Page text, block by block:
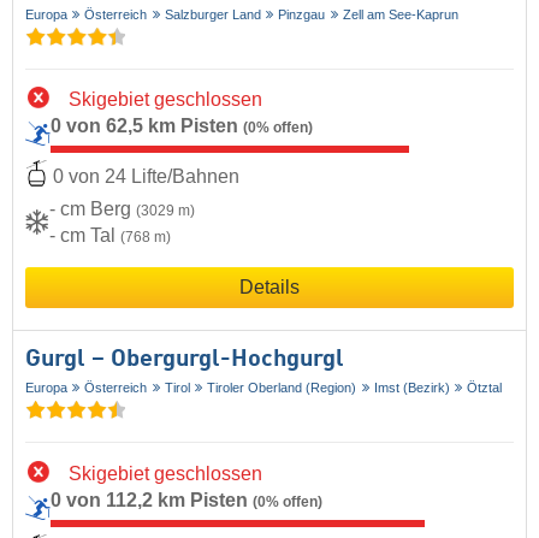
Europa Österreich Salzburger Land Pinzgau Zell am See-Kaprun
Skigebiet geschlossen
0 von 62,5 km Pisten (0% offen)
0 von 24 Lifte/Bahnen
- cm Berg (3029 m)
- cm Tal (768 m)
Details
Gurgl – Obergurgl-Hochgurgl
Europa Österreich Tirol Tiroler Oberland (Region) Imst (Bezirk) Ötztal
Skigebiet geschlossen
0 von 112,2 km Pisten (0% offen)